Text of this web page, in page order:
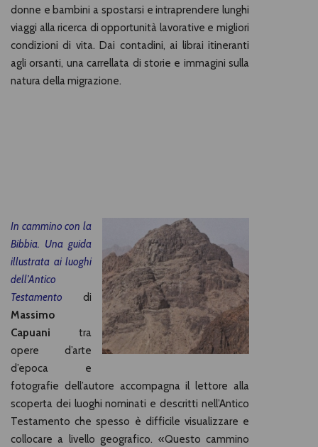
donne e bambini a spostarsi e intraprendere lunghi
viaggi alla ricerca di opportunità lavorative e migliori
condizioni di vita. Dai contadini, ai librai itineranti
agli orsanti, una carrellata di storie e immagini sulla
natura della migrazione.
In cammino con la
Bibbia. Una guida
illustrata ai luoghi
dell’Antico
Testamento di
Massimo
Capuani tra
opere d’arte
d’epoca e
fotografie dell’autore accompagna il lettore alla
scoperta dei luoghi nominati e descritti nell’Antico
Testamento che spesso è difficile visualizzare e
collocare a livello geografico. «Questo cammino